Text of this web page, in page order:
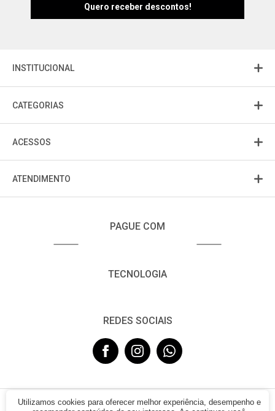
INSTITUCIONAL
CATEGORIAS
ACESSOS
ATENDIMENTO
PAGUE COM
TECNOLOGIA
REDES SOCIAIS
Utilizamos cookies para oferecer melhor experiência, desempenho e